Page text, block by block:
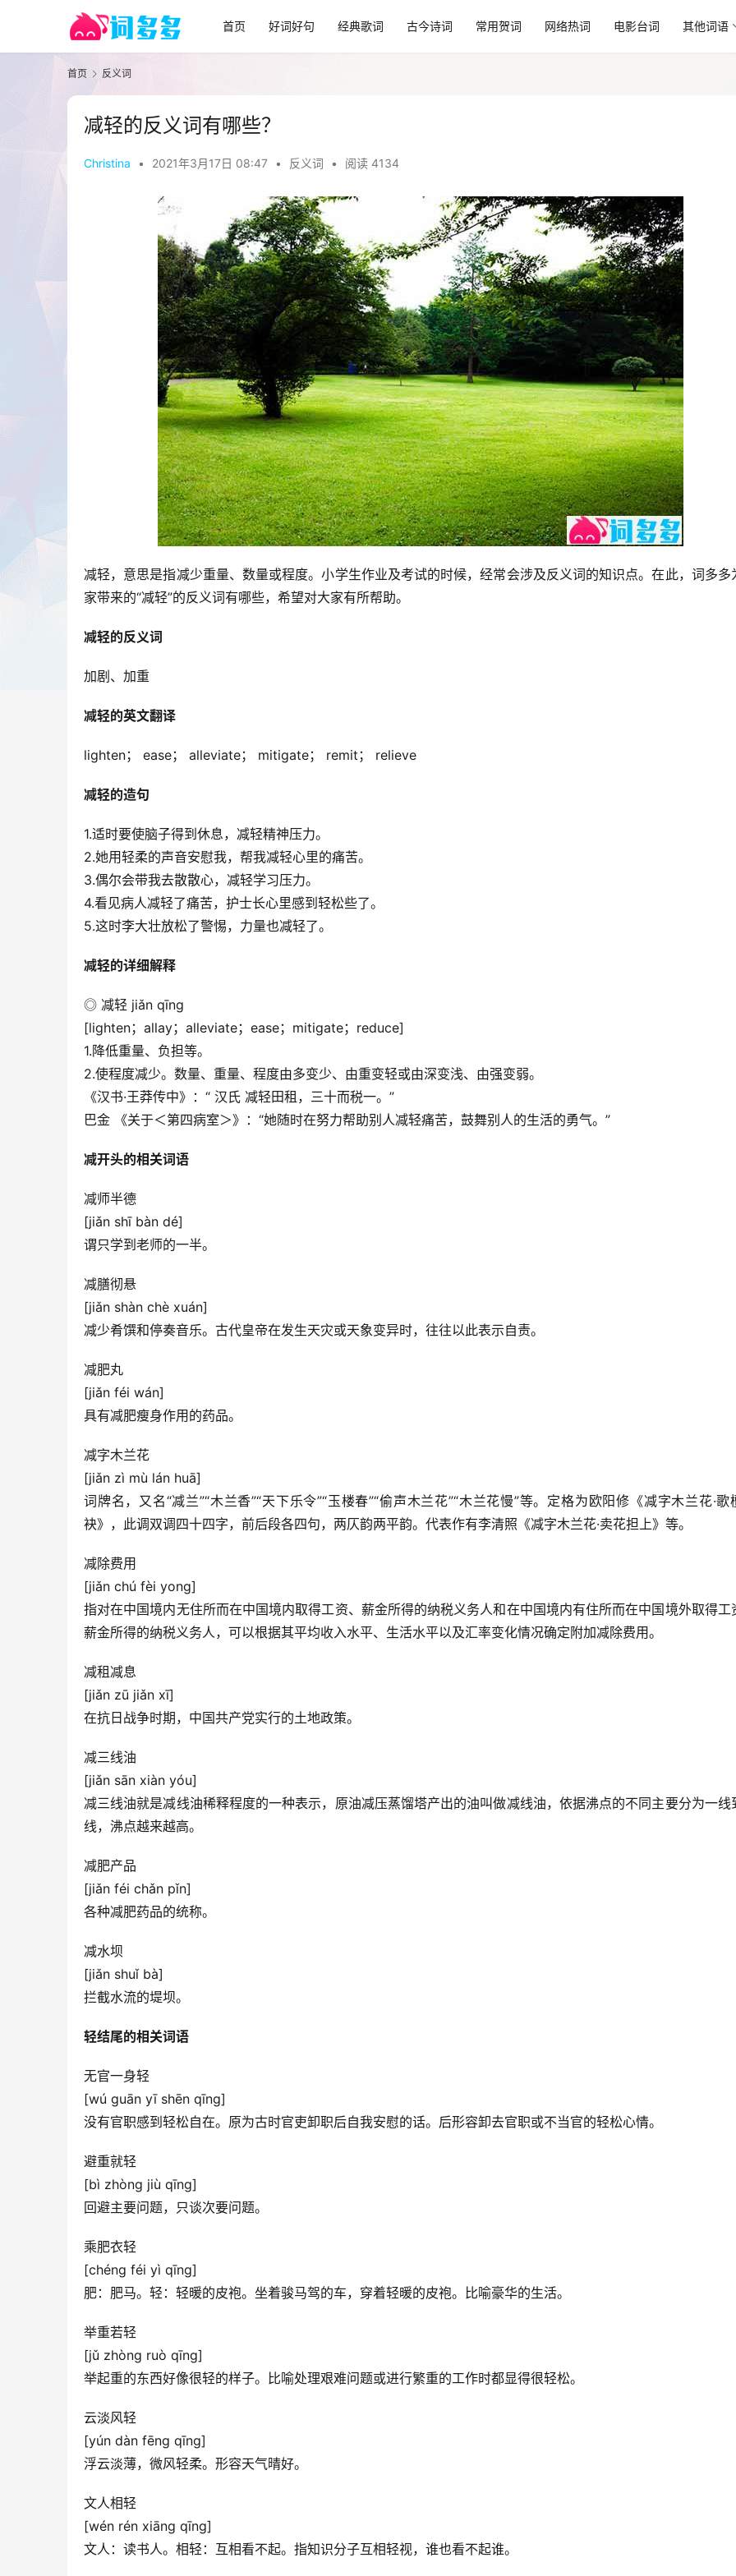
首页 好词好句 经典歌词 古今诗词 常用贺词 网络热词 电影台词 其他词语
首页 反义词
减轻的反义词有哪些？
Christina • 2021年3月17日 08:47 • 反义词 • 阅读 4134
减轻，意思是指减少重量、数量或程度。小学生作业及考试的时候，经常会涉及反义词的知识点。在此，词多多
家带来的“减轻”的反义词有哪些，希望对大家有所帮助。
减轻的反义词
加剧、加重
减轻的英文翻译
lighten； ease； alleviate； mitigate； remit； relieve
减轻的造句
1.适时要使脑子得到休息，减轻精神压力。
2.她用轻柔的声音安慰我，帮我减轻心里的痛苦。
3.偶尔会带我去散散心，减轻学习压力。
4.看见病人减轻了痛苦，护士长心里感到轻松些了。
5.这时李大壮放松了警惕，力量也减轻了。
减轻的详细解释
◎ 减轻 jiǎn qīng
[lighten；allay；alleviate；ease；mitigate；reduce]
1.降低重量、负担等。
2.使程度减少。数量、重量、程度由多变少、由重变轻或由深变浅、由强变弱。
《汉书·王莽传中》：“ 汉氏 减轻田租，三十而税一。”
巴金 《关于＜第四病室＞》：“她随时在努力帮助别人减轻痛苦，鼓舞别人的生活的勇气。”
减开头的相关词语
减师半德
[jiǎn shī bàn dé]
谓只学到老师的一半。
减膳彻悬
[jiǎn shàn chè xuán]
减少肴馔和停奏音乐。古代皇帝在发生天灾或天象变异时，往往以此表示自责。
减肥丸
[jiǎn féi wán]
具有减肥瘦身作用的药品。
减字木兰花
[jiǎn zì mù lán huā]
词牌名，又名“减兰”“木兰香”“天下乐令”“玉楼春”“偷声木兰花”“木兰花慢”等。定格为欧阳修《减字木兰花·歌
袂》，此调双调四十四字，前后段各四句，两仄韵两平韵。代表作有李清照《减字木兰花·卖花担上》等。
减除费用
[jiǎn chú fèi yong]
指对在中国境内无住所而在中国境内取得工资、薪金所得的纳税义务人和在中国境内有住所而在中国境外取得工
薪金所得的纳税义务人，可以根据其平均收入水平、生活水平以及汇率变化情况确定附加减除费用。
减租减息
[jiǎn zū jiǎn xī]
在抗日战争时期，中国共产党实行的土地政策。
减三线油
[jiǎn sān xiàn yóu]
减三线油就是减线油稀释程度的一种表示，原油减压蒸馏塔产出的油叫做减线油，依据沸点的不同主要分为一线
线，沸点越来越高。
减肥产品
[jiǎn féi chǎn pǐn]
各种减肥药品的统称。
减水坝
[jiǎn shuǐ bà]
拦截水流的堤坝。
轻结尾的相关词语
无官一身轻
[wú guān yī shēn qīng]
没有官职感到轻松自在。原为古时官吏卸职后自我安慰的话。后形容卸去官职或不当官的轻松心情。
避重就轻
[bì zhòng jiù qīng]
回避主要问题，只谈次要问题。
乘肥衣轻
[chéng féi yì qīng]
肥：肥马。轻：轻暖的皮袍。坐着骏马驾的车，穿着轻暖的皮袍。比喻豪华的生活。
举重若轻
[jǔ zhòng ruò qīng]
举起重的东西好像很轻的样子。比喻处理艰难问题或进行繁重的工作时都显得很轻松。
云淡风轻
[yún dàn fēng qīng]
浮云淡薄，微风轻柔。形容天气晴好。
文人相轻
[wén rén xiāng qīng]
文人：读书人。相轻：互相看不起。指知识分子互相轻视，谁也看不起谁。